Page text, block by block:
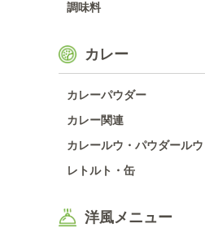
調味料
カレー
カレーパウダー
カレー関連
カレールウ・パウダールウ
レトルト・缶
洋風メニュー